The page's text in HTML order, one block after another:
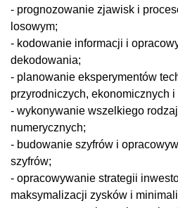
- prognozowanie zjawisk i
losowym;
- kodowanie informacji i
dekodowania;
- planowanie eksperymentów
przyrodniczych, ekonomicznych i
- wykonywanie wszelkiego
numerycznych;
- budowanie szyfrów i
szyfrów;
- opracowywanie strategii
maksymalizacji zysków i